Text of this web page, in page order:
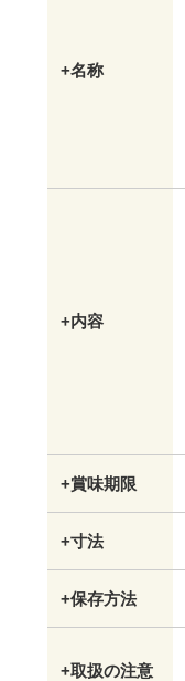
+名称
+内容
+賞味期限
+寸法
+保存方法
+取扱の注意